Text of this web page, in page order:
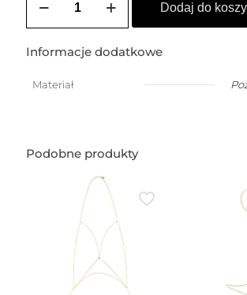
ZOZO
Choker
przywieszką
w
cm)
Dodaj do
Informacje dodatkowe
Materiał
Podobne produkty